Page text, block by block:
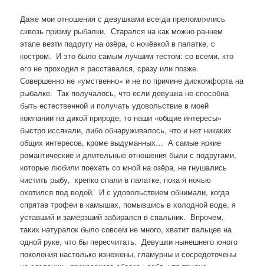
Даже мои отношения с девушками всегда преломлялись
сквозь призму рыбалки. Старался на как можно раннем
этапе везти подругу на озёра, с ночёвкой в палатке, с
костром. И это было самым лучшим тестом: со всеми, кто
его не проходил я расставался, сразу или позже.
Совершенно не «умственно» и не по причине дискомфорта на
рыбалке. Так получалось, что если девушка не способна
быть естественной и получать удовольствие в моей
компании на дикой природе, то наши «общие интересы»
быстро иссякали, либо обнаруживалось, что и нет никаких
общих интересов, кроме выдуманных… А самые яркие
романтические и длительные отношения были с подругами,
которые любили поехать со мной на озёра, не гнушались
чистить рыбу, крепко спали в палатке, пока я ночью
охотился под водой. И с удовольствием обнимали, когда
спрятав трофеи в камышах, помывшись в холодной воде, я
уставший и замёрзший забирался в спальник. Впрочем,
таких натуралок было совсем не много, хватит пальцев на
одной руке, что бы пересчитать. Девушки нынешнего юного
поколения настолько изнежены, гламурны и сосредоточены